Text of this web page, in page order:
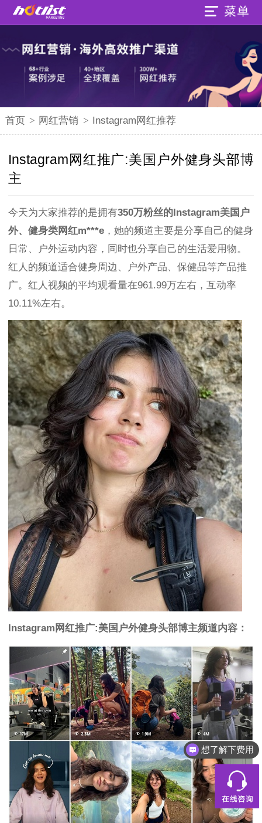
首页 > 网红营销 > Instagram网红推荐
Instagram网红推广:美国户外健身头部博
主
今天为大家推荐的是拥有350万粉丝的Instagram美国户
外、健身类网红m***e ，她的频道主要是分享自己的健身
日常、户外运动内容，同时也分享自己的生活爱用物。
红人的频道适合健身周边、户外产品、保健品等产品推
广。红人视频的平均观看量在961.99万左右，互动率
10.11%左右。
Instagram网红推广:美国户外健身头部博主频道内容：
想了解下费用